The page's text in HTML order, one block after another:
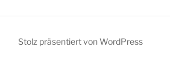
Stolz präsentiert von WordPress